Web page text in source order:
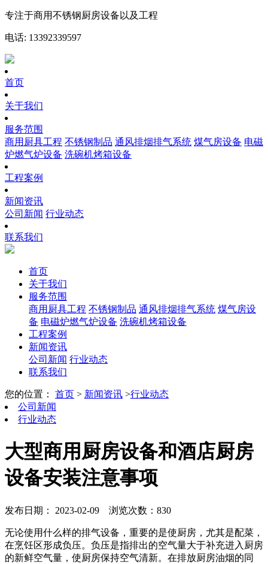
专注于商用不锈钢厨房设备以及工程
电话: 13392339597
首页
关于我们
服务范围
商用厨具工程 不锈钢制品 通风排烟排气系统 煤气房设备 电磁
炉燃气炉设备 洗碗机烤箱设备
工程案例
新闻资讯
公司新闻 行业动态
联系我们
首页
关于我们
服务范围
商用厨具工程 不锈钢制品 通风排烟排气系统 煤气房设
备 电磁炉燃气炉设备 洗碗机烤箱设备
工程案例
新闻资讯
公司新闻 行业动态
联系我们
您的位置： 首页 > 新闻资讯 >行业动态
公司新闻
行业动态
大型商用厨房设备和酒店厨房
设备安装注意事项
发布日期： 2023-02-09 浏览次数：830
无论使用什么样的排气设备，重要的是使厨房，尤其是配菜，
在烹饪区形成负压。负压是指排出的空气量大于补充进入厨房
的新鲜空气量，使厨房保持空气清新。在排放厨房油烟的同